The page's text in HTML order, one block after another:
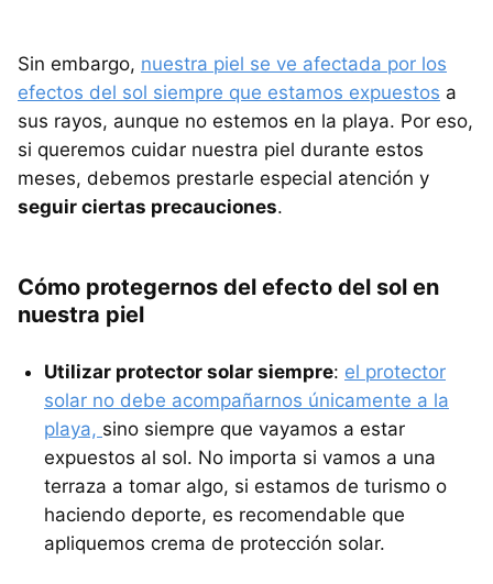
Sin embargo, nuestra piel se ve afectada por los
efectos del sol siempre que estamos expuestos a
sus rayos, aunque no estemos en la playa. Por eso,
si queremos cuidar nuestra piel durante estos
meses, debemos prestarle especial atención y
seguir ciertas precauciones.
Cómo protegernos del efecto del sol en
nuestra piel
Utilizar protector solar siempre: el protector
solar no debe acompañarnos únicamente a la
playa, sino siempre que vayamos a estar
expuestos al sol. No importa si vamos a una
terraza a tomar algo, si estamos de turismo o
haciendo deporte, es recomendable que
apliquemos crema de protección solar.